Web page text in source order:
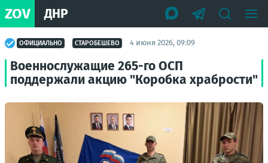
ZOV ДНР
ОФИЦИАЛЬНО СТАРОБЕШЕВО 4 июня 2026, 09:09
Военнослужащие 265-го ОСП
поддержали акцию "Коробка храбрости"